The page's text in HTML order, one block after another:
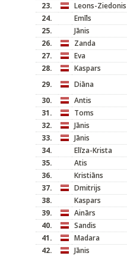
23.
Leons-Ziedonis
24.
Emīls
25.
Jānis
26.
Zanda
27.
Eva
28.
Kaspars
29.
Diāna
30.
Antis
31.
Toms
32.
Jānis
33.
Jānis
34.
Elīza-Krista
35.
Atis
36.
Kristiāns
37.
Dmitrijs
38.
Kaspars
39.
Ainārs
40.
Sandis
41.
Madara
42.
Jānis